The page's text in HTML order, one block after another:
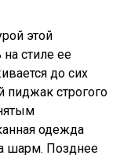
этой
на стиле ее
до сих
пиджак строгого
одежда
шарм. Позднее